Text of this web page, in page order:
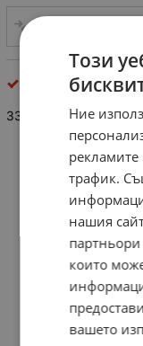
резистори
33 ohm/0.125W
Този
Ние
трафик.
нашия
които
вашето